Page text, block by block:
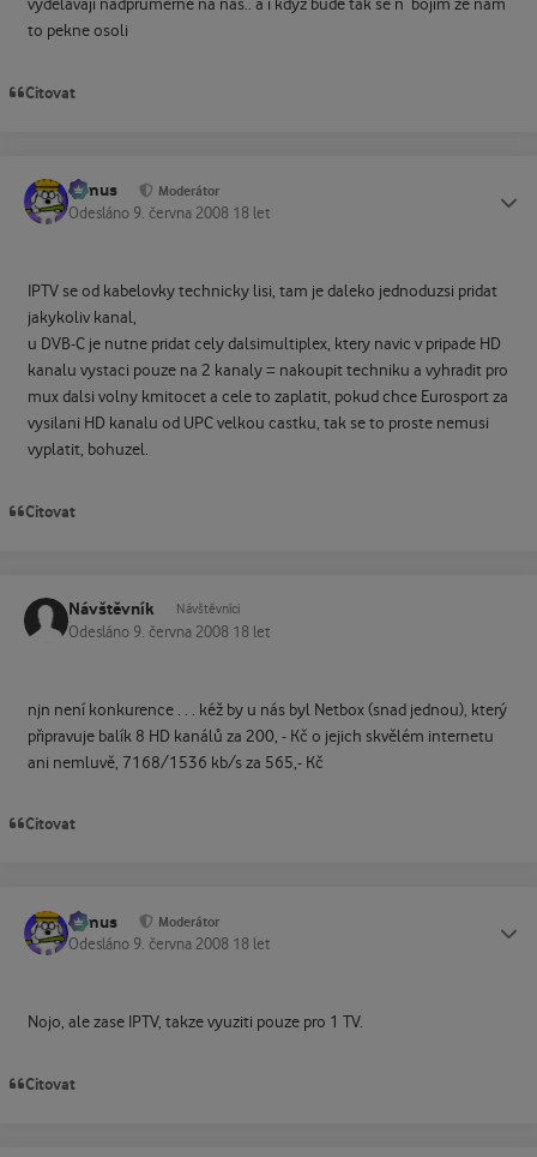
vydelavaji nadprumerne na nas.. a i kdyz bude tak se n´bojim ze nam
to pekne osoli
Citovat
tomus Moderátor
Odesláno 9. června 2008 18 let
IPTV se od kabelovky technicky lisi, tam je daleko jednoduzsi pridat
jakykoliv kanal,
u DVB-C je nutne pridat cely dalsimultiplex, ktery navic v pripade HD
kanalu vystaci pouze na 2 kanaly = nakoupit techniku a vyhradit pro
mux dalsi volny kmitocet a cele to zaplatit, pokud chce Eurosport za
vysilani HD kanalu od UPC velkou castku, tak se to proste nemusi
vyplatit, bohuzel.
Citovat
Návštěvník Návštěvníci
Odesláno 9. června 2008 18 let
njn není konkurence . . . kéž by u nás byl Netbox (snad jednou), který
připravuje balík 8 HD kanálů za 200, - Kč o jejich skvělém internetu
ani nemluvě, 7168/1536 kb/s za 565,- Kč
Citovat
tomus Moderátor
Odesláno 9. června 2008 18 let
Nojo, ale zase IPTV, takze vyuziti pouze pro 1 TV.
Citovat